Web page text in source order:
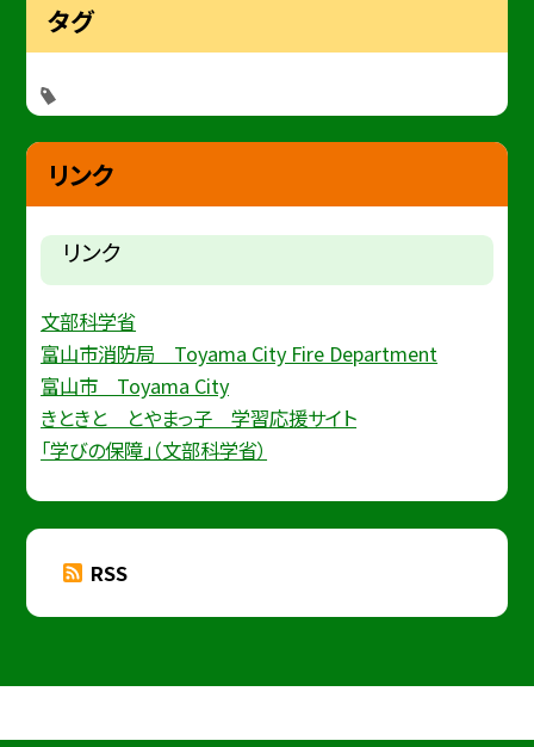
タグ
リンク
リンク
文部科学省
富山市消防局 Toyama City Fire Department
富山市 Toyama City
きときと とやまっ子 学習応援サイト
「学びの保障」（文部科学省）
RSS